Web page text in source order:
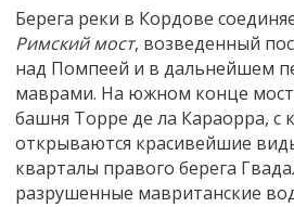
Берега реки в Кордове
Римский мост, возведенный
над Помпеей и в дальнейшем
маврами. На южном конце
башня Торре де ла Караорра, с
открываются красивейшие
кварталы правого берега
разрушенные мавританские